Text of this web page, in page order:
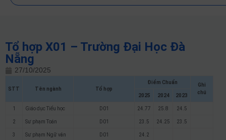
Tổ hợp X01 – Trường Đại Học Đà
Nẵng
27/10/2025
STT Tên ngành Tổ hợp
Điểm Chuẩn
Ghi
chú
2025 2024 2023
1 Giáo dục Tiểu học D01 24.77 25.8 24.5
2 Sư phạm Toán D01 23.5 24.25 23.5
3 Sư phạm Ngữ văn D01 24.2